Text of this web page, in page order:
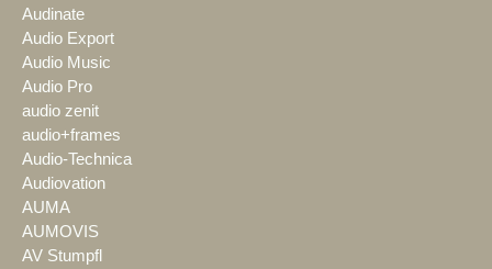
Audinate
Audio Export
Audio Music
Audio Pro
audio zenit
audio+frames
Audio-Technica
Audiovation
AUMA
AUMOVIS
AV Stumpfl